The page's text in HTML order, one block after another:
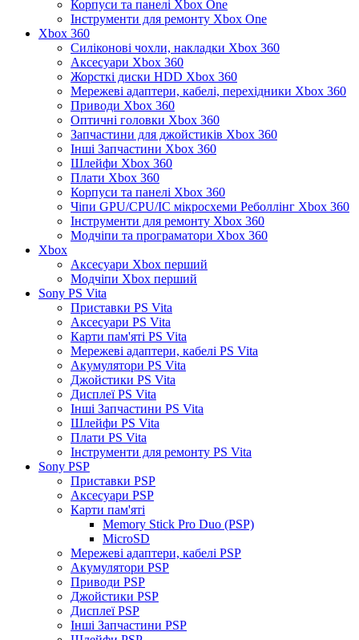
Корпуси та панелі Xbox One
Інструменти для ремонту Xbox One
Xbox 360
Силіконові чохли, накладки Xbox 360
Аксесуари Xbox 360
Жорсткі диски HDD Xbox 360
Мережеві адаптери, кабелі, перехідники Xbox 360
Приводи Xbox 360
Оптичні головки Xbox 360
Запчастини для джойстиків Xbox 360
Інші Запчастини Xbox 360
Шлейфи Xbox 360
Плати Xbox 360
Корпуси та панелі Xbox 360
Чіпи GPU/CPU/IC мікросхеми Реболлінг Xbox 360
Інструменти для ремонту Xbox 360
Модчіпи та програматори Xbox 360
Xbox
Аксесуари Xbox перший
Модчіпи Xbox перший
Sony PS Vita
Приставки PS Vita
Аксесуари PS Vita
Карти пам'яті PS Vita
Мережеві адаптери, кабелі PS Vita
Акумулятори PS Vita
Джойстики PS Vita
Дисплеї PS Vita
Інші Запчастини PS Vita
Шлейфи PS Vita
Плати PS Vita
Інструменти для ремонту PS Vita
Sony PSP
Приставки PSP
Аксесуари PSP
Карти пам'яті
Memory Stick Pro Duo (PSP)
MicroSD
Мережеві адаптери, кабелі PSP
Акумулятори PSP
Приводи PSP
Джойстики PSP
Дисплеї PSP
Інші Запчастини PSP